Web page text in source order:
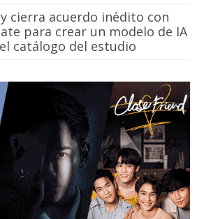
cierra acuerdo inédito con
para crear un modelo de IA
catálogo del estudio